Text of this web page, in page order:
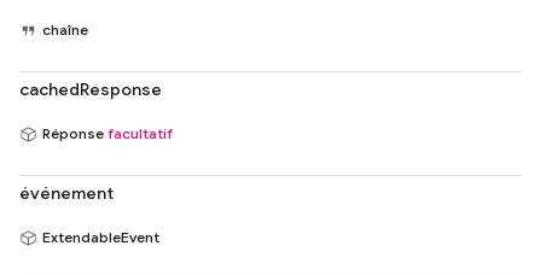
chaîne
cachedResponse
Réponse facultatif
événement
ExtendableEvent